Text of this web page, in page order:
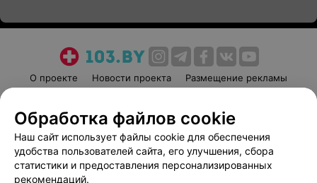
О проекте Новости проекта
Размещение рекламы
Пользовательское соглашение
Способы оплаты
Вакансии
Партнеры
Написать руководителю 103.by
Обработка файлов cookie
Наш сайт использует файлы cookie для обеспечения
удобства пользователей сайта, его улучшения, сбора
статистики и предоставления персонализированных
рекомендаций.